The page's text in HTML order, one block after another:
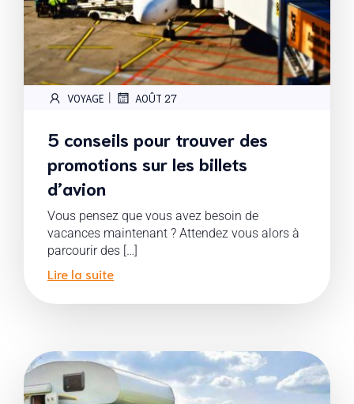
VOYAGE | AOÛT 27
5 conseils pour trouver des
promotions sur les billets
d’avion
Vous pensez que vous avez besoin de
vacances maintenant ? Attendez vous alors à
parcourir des […]
Lire la suite